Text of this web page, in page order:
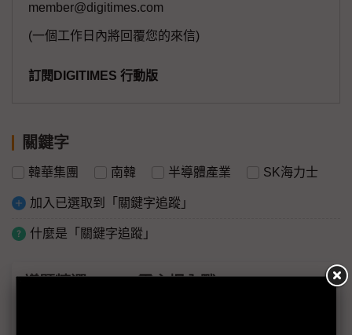
member@digitimes.com
(一個工作日內將回覆您的來信)
訂閱DIGITIMES 行動版
關鍵字
韓華集團 南韓 半導體產業 SK海力士
加入已選取到「關鍵字追蹤」
什麼是「關鍵字追蹤」
議題精選－HBM霸主爆內戰